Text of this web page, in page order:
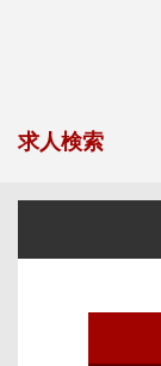
求人検索